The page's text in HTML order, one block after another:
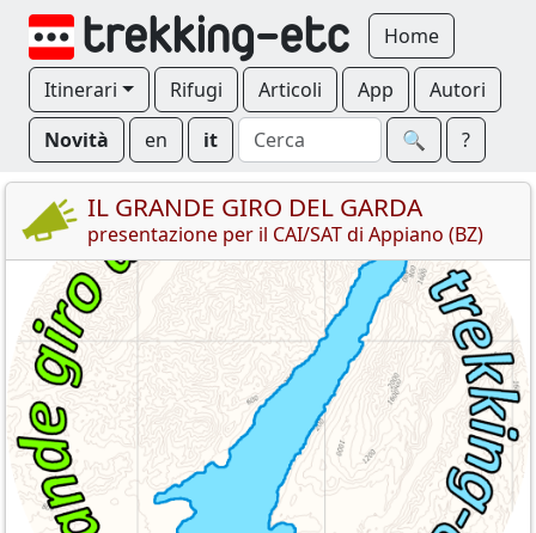
Home
Itinerari Rifugi Articoli App
Autori
Novità
en it 🔍︎ ?
IL GRANDE GIRO DEL GARDA
presentazione per il CAI/SAT di Appiano (BZ)